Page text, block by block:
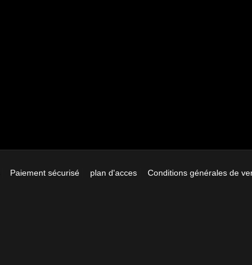
Paiement sécurisé plan d'acces Conditions générales de